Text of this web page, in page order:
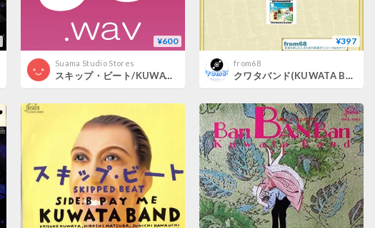
¥600
Suama Studio Stores
スキップ・ビート/KUWATA BAND（カラオケ音源）
¥397
from68
クワタバンド(KUWATA BAND) 桑田佳祐 / Merry X'mas In Summer(メリー・クリスマス・イン・サマー) バンド・スコア(TAB譜) 楽譜 from68